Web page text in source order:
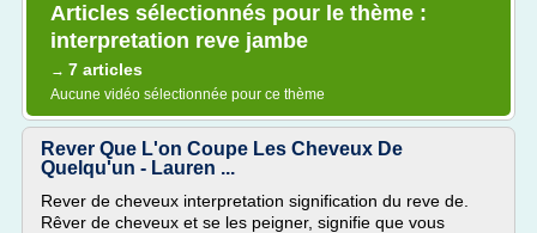
Articles sélectionnés pour le thème :
interpretation reve jambe
→ 7 articles
Aucune vidéo sélectionnée pour ce thème
Rever Que L'on Coupe Les Cheveux De
Quelqu'un - Lauren ...
Rever de cheveux interpretation signification du reve de.
Rêver de cheveux et se les peigner, signifie que vous